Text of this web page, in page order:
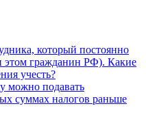
который постоянно
этом гражданин РФ). Какие
учесть?
можно подавать
суммах налогов раньше